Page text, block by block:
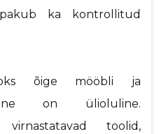
ka kontrollitud
õige mööbli ja
on ülioluline.
toolid,